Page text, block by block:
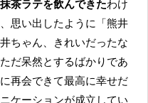
茶ラテを飲んできたわけ
思い出したように「熊井
ちゃん、きれいだったな
だ呆然とするばかりであ
再会できて最高に幸せだ
ケーションが成立してい